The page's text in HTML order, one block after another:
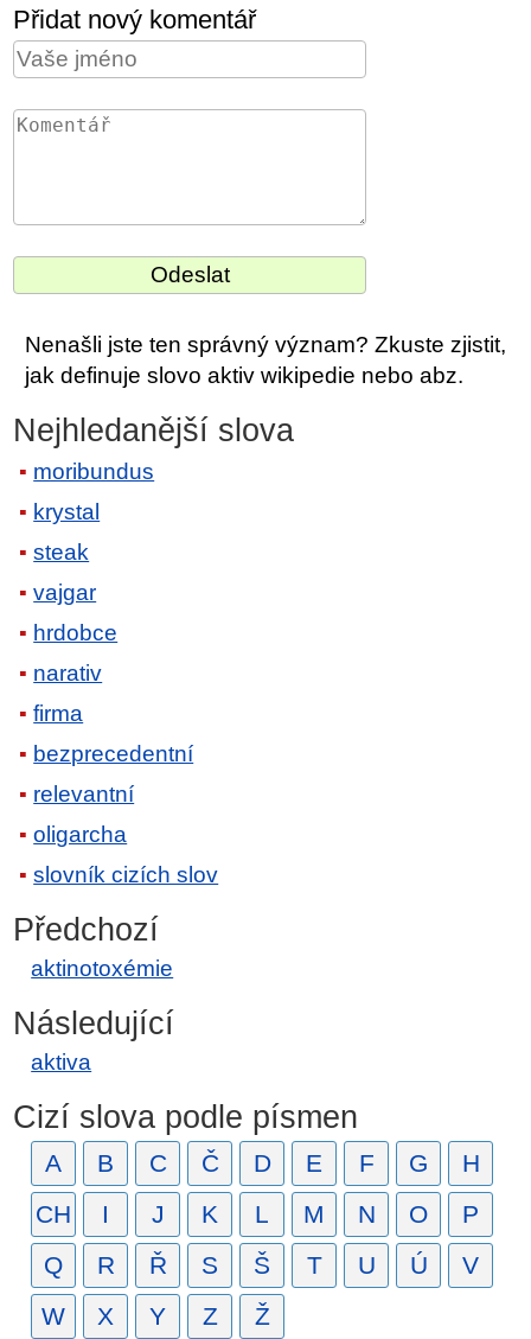
Přidat nový komentář
Nenašli jste ten správný význam? Zkuste zjistit,
jak definuje slovo aktiv wikipedie nebo abz.
Nejhledanější slova
moribundus
krystal
steak
vajgar
hrdobce
narativ
firma
bezprecedentní
relevantní
oligarcha
slovník cizích slov
Předchozí
aktinotoxémie
Následující
aktiva
Cizí slova podle písmen
A B C Č D E F G
H
CH
I J K L M N O
P
Q
R Ř S Š T U Ú
V
W
X Y Z Ž